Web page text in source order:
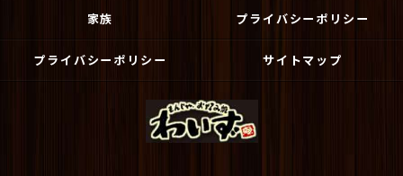
家族 プライバシーポリシー
プライバシーポリシー サイトマップ